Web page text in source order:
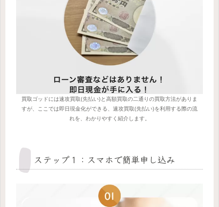
買取ゴッドには速攻買取(先払い)と高額買取の二通りの買取方法がありま
すが、ここでは即日現金化ができる、速攻買取(先払い)を利用する際の流
れを、わかりやすく紹介します。
ステップ１：スマホで簡単申し込み